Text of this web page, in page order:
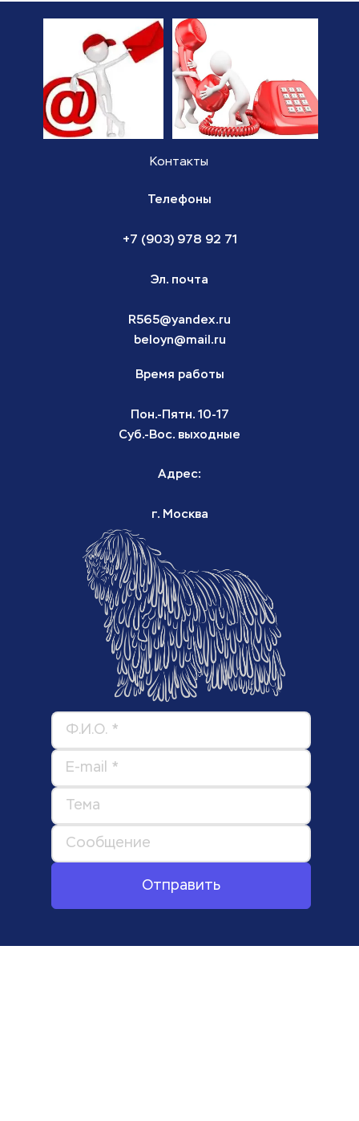
Контакты
Телефоны
+7 (903) 978 92 71
Эл. почта
R565@yandex.ru
beloyn@mail.ru
Время работы
Пон.-Пятн. 10-17
Суб.-Вос. выходные
Адрес:
г. Москва
Отправить